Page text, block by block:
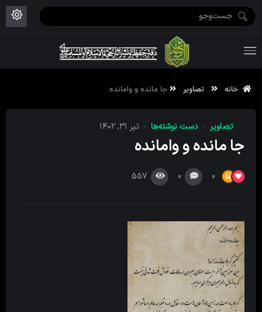
خانه تصاویر جا مانده و وامانده
تصاویر دست نوشته‌ها تیر ۳۱, ۱۴۰۲
جا مانده و وامانده
0
0
557